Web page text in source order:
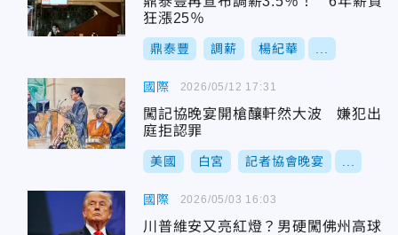
狂漲25％
鼎泰豐 調薪 楊紀華
國際
闖記協晚宴開槍釀軒然大波 嫌犯出
庭拒認罪
美國 白宮 記者協會晚宴
2026/05/12 17:31
國際
川普維安又亮紅燈？男硬闖佛州高球
2026/05/03 16:03